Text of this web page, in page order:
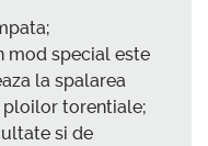
mod special este
la spalarea
ploilor torentiale;
si de